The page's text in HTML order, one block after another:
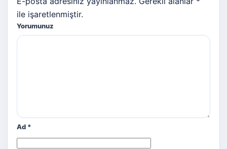
ile işaretlenmiştir.
Yorumunuz
Ad *